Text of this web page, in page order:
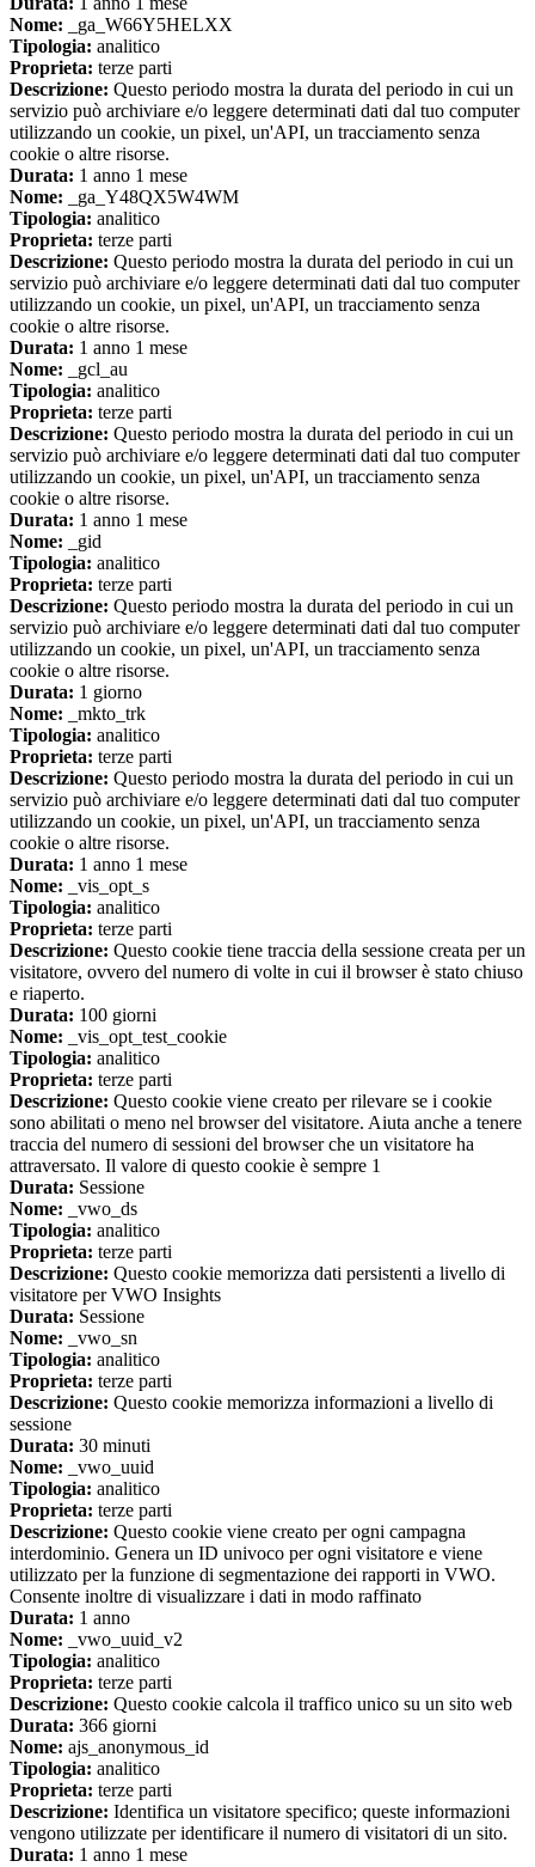
Nome: _ga_W66Y5HELXX
Tipologia: analitico
Proprieta: terze parti
Descrizione: Questo periodo mostra la durata del periodo in cui un
servizio può archiviare e/o leggere determinati dati dal tuo computer
utilizzando un cookie, un pixel, un'API, un tracciamento senza
cookie o altre risorse.
Durata: 1 anno 1 mese
Nome: _ga_Y48QX5W4WM
Tipologia: analitico
Proprieta: terze parti
Descrizione: Questo periodo mostra la durata del periodo in cui un
servizio può archiviare e/o leggere determinati dati dal tuo computer
utilizzando un cookie, un pixel, un'API, un tracciamento senza
cookie o altre risorse.
Durata: 1 anno 1 mese
Nome: _gcl_au
Tipologia: analitico
Proprieta: terze parti
Descrizione: Questo periodo mostra la durata del periodo in cui un
servizio può archiviare e/o leggere determinati dati dal tuo computer
utilizzando un cookie, un pixel, un'API, un tracciamento senza
cookie o altre risorse.
Durata: 1 anno 1 mese
Nome: _gid
Tipologia: analitico
Proprieta: terze parti
Descrizione: Questo periodo mostra la durata del periodo in cui un
servizio può archiviare e/o leggere determinati dati dal tuo computer
utilizzando un cookie, un pixel, un'API, un tracciamento senza
cookie o altre risorse.
Durata: 1 giorno
Nome: _mkto_trk
Tipologia: analitico
Proprieta: terze parti
Descrizione: Questo periodo mostra la durata del periodo in cui un
servizio può archiviare e/o leggere determinati dati dal tuo computer
utilizzando un cookie, un pixel, un'API, un tracciamento senza
cookie o altre risorse.
Durata: 1 anno 1 mese
Nome: _vis_opt_s
Tipologia: analitico
Proprieta: terze parti
Descrizione: Questo cookie tiene traccia della sessione creata per un
visitatore, ovvero del numero di volte in cui il browser è stato chiuso
e riaperto.
Durata: 100 giorni
Nome: _vis_opt_test_cookie
Tipologia: analitico
Proprieta: terze parti
Descrizione: Questo cookie viene creato per rilevare se i cookie
sono abilitati o meno nel browser del visitatore. Aiuta anche a tenere
traccia del numero di sessioni del browser che un visitatore ha
attraversato. Il valore di questo cookie è sempre 1
Durata: Sessione
Nome: _vwo_ds
Tipologia: analitico
Proprieta: terze parti
Descrizione: Questo cookie memorizza dati persistenti a livello di
visitatore per VWO Insights
Durata: Sessione
Nome: _vwo_sn
Tipologia: analitico
Proprieta: terze parti
Descrizione: Questo cookie memorizza informazioni a livello di
sessione
Durata: 30 minuti
Nome: _vwo_uuid
Tipologia: analitico
Proprieta: terze parti
Descrizione: Questo cookie viene creato per ogni campagna
interdominio. Genera un ID univoco per ogni visitatore e viene
utilizzato per la funzione di segmentazione dei rapporti in VWO.
Consente inoltre di visualizzare i dati in modo raffinato
Durata: 1 anno
Nome: _vwo_uuid_v2
Tipologia: analitico
Proprieta: terze parti
Descrizione: Questo cookie calcola il traffico unico su un sito web
Durata: 366 giorni
Nome: ajs_anonymous_id
Tipologia: analitico
Proprieta: terze parti
Descrizione: Identifica un visitatore specifico; queste informazioni
vengono utilizzate per identificare il numero di visitatori di un sito.
Durata: 1 anno 1 mese